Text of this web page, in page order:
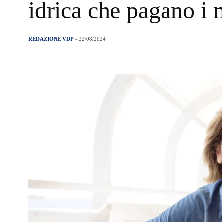
idrica che pagano i
REDAZIONE VDP - 22/08/2024